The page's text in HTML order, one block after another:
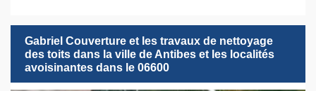
Gabriel Couverture et les travaux de nettoyage
des toits dans la ville de Antibes et les localités
avoisinantes dans le 06600